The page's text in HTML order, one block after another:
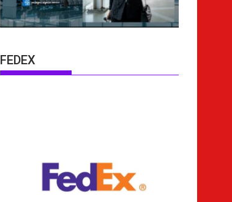
FEDEX